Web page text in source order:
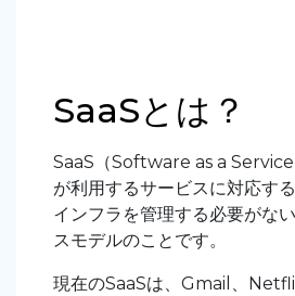
SaaSとは？
SaaS（Software as a
が利用するサービスに対応す
インフラを管理する必要がな
スモデルのことです。
現在のSaaSは、Gmail、